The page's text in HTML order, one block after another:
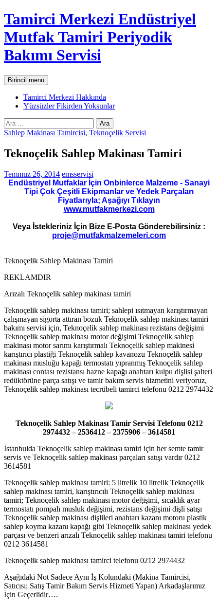
İçeriğe
atla
Tamirci Merkezi Endüstriyel
Mutfak Tamiri Periyodik
Bakımı Servisi
AraBirincil menü
Tamirci Merkezi Hakkında
Yüzsüzler Fikirden Yoksunlar
Arama:
Sahlep Makinası Tamircisi, Teknoçelik Servisi
Teknoçelik Sahlep Makinası Tamiri
Temmuz 26, 2014 emsservisi
Endüstriyel Mutfaklar İçin Onbinlerce Malzeme - Sanayi
Tipi Çok Çeşitli Ekipmanlar ve Yedek Parçaları
Fiyatlarıyla; Aşağıyı Tıklayın
www.mutfakmerkezi.com
Veya İstekleriniz İçin Bize E-Posta Gönderebilirsiniz :
proje@mutfakmalzemeleri.com
Teknoçelik Sahlep Makinası Tamiri
REKLAMDIR
Arızalı Teknoçelik sahlep makinası tamiri
Teknoçelik sahlep makinası tamiri; sahlepi ısıtmayan karıştırmayan
çalışmayan sigorta attıran bozuk Teknoçelik sahlep makinası tamiri
bakımı servisi için, Teknoçelik sahlep makinası rezistans değişimi
Teknoçelik sahlep makinası motor değişimi Teknoçelik sahlep
makinası motor sarımı karıştırmalı Teknoçelik sahlep makinesi
karıştırıcı plastiği Teknoçelik sahlep kavanozu Teknoçelik sahlep
makinası musluğu kapağı termostatı yıpranmış Teknoçelik sahlep
makinası contası rezistansı hazne kapağı anahtarı kulpu dişlisi şalteri
redüktörüne parça satışı ve tamir bakım servis hizmetini veriyoruz,
Teknoçelik sahlep makinası tecrübeli tamirci telefonu 0212 2974432
Teknoçelik Sahlep Makinası Tamir Servisi Telefonu 0212
2974432 – 2536412 – 2375906 – 3614581
İstanbulda Teknoçelik sahlep makinası tamiri için her semte tamir
servis ve Teknoçelik sahlep makinası parçaları satışı vardır 0212
3614581
Teknoçelik sahlep makinası tamiri: 5 litrelik 10 litrelik Teknoçelik
sahlep makinası tamiri, karıştırıcılı Teknoçelik sahlep makinası
tamiri; Teknoçelik sahlep makinası motor değişimi, sıcaklık ayar
termostatı pompalı musluk değişimi, rezistans değişimi dişli satışı
Teknoçelik sahlep makinası dişlileri anahtarı kazanı motoru plastik
sahlep koyma kazanı kapağı gibi Teknoçelik sahlep makinası yedek
parçası ve benzeri arızalı Teknoçelik sahlep makinası tamiri telefonu
0212 3614581
Teknoçelik sahlep makinası tamirci telefonu 0212 2974432
Aşağıdaki Not Sadece Aynı İş Kolundaki (Makina Tamircisi,
Satıcısı; Satış Tamir Bakım Servis Hizmeti Yapan) Arkadaşlarımız
İçin Geçerlidir….